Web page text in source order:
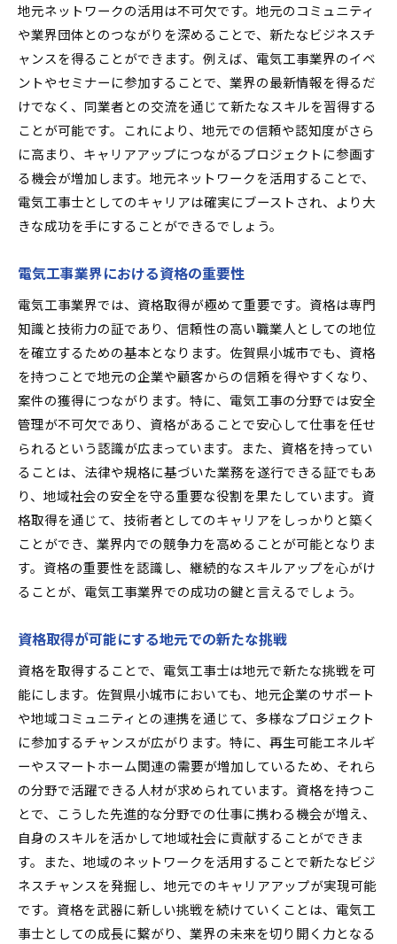
地元ネットワークの活用は不可欠です。地元のコミュニティ
や業界団体とのつながりを深めることで、新たなビジネスチ
ャンスを得ることができます。例えば、電気工事業界のイベ
ントやセミナーに参加することで、業界の最新情報を得るだ
けでなく、同業者との交流を通じて新たなスキルを習得する
ことが可能です。これにより、地元での信頼や認知度がさら
に高まり、キャリアアップにつながるプロジェクトに参画す
る機会が増加します。地元ネットワークを活用することで、
電気工事士としてのキャリアは確実にブーストされ、より大
きな成功を手にすることができるでしょう。
電気工事業界における資格の重要性
電気工事業界では、資格取得が極めて重要です。資格は専門
知識と技術力の証であり、信頼性の高い職業人としての地位
を確立するための基本となります。佐賀県小城市でも、資格
を持つことで地元の企業や顧客からの信頼を得やすくなり、
案件の獲得につながります。特に、電気工事の分野では安全
管理が不可欠であり、資格があることで安心して仕事を任せ
られるという認識が広まっています。また、資格を持ってい
ることは、法律や規格に基づいた業務を遂行できる証でもあ
り、地域社会の安全を守る重要な役割を果たしています。資
格取得を通じて、技術者としてのキャリアをしっかりと築く
ことができ、業界内での競争力を高めることが可能となりま
す。資格の重要性を認識し、継続的なスキルアップを心がけ
ることが、電気工事業界での成功の鍵と言えるでしょう。
資格取得が可能にする地元での新たな挑戦
資格を取得することで、電気工事士は地元で新たな挑戦を可
能にします。佐賀県小城市においても、地元企業のサポート
や地域コミュニティとの連携を通じて、多様なプロジェクト
に参加するチャンスが広がります。特に、再生可能エネルギ
ーやスマートホーム関連の需要が増加しているため、それら
の分野で活躍できる人材が求められています。資格を持つこ
とで、こうした先進的な分野での仕事に携わる機会が増え、
自身のスキルを活かして地域社会に貢献することができま
す。また、地域のネットワークを活用することで新たなビジ
ネスチャンスを発掘し、地元でのキャリアアップが実現可能
です。資格を武器に新しい挑戦を続けていくことは、電気工
事士としての成長に繋がり、業界の未来を切り開く力となる